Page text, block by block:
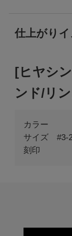
仕上がり
[ヒヤシ
ンド/リ
カラー
サイズ #3-
刻印